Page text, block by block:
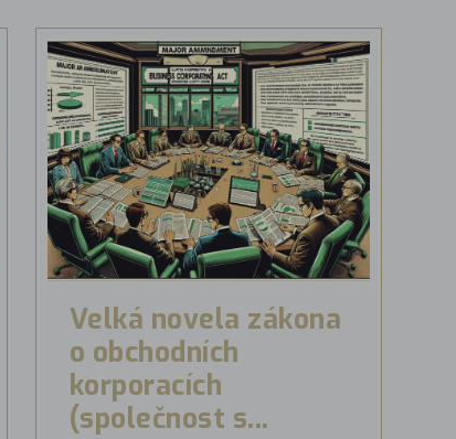
Velká novela zákona
o obchodních
korporacích
(společnost s...